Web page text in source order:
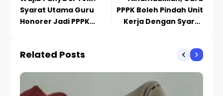
Syarat Utama Guru
Honorer Jadi PPPK
PPPK Boleh Pindah Unit
Kerja Dengan Syarat
Related Posts